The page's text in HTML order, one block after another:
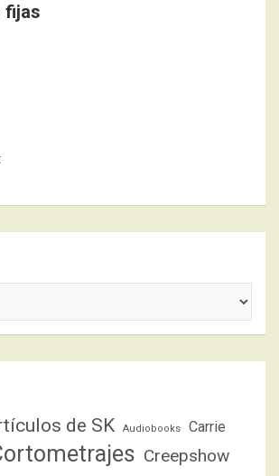
fijas
de SK Audiobooks Carrie
Creepshow